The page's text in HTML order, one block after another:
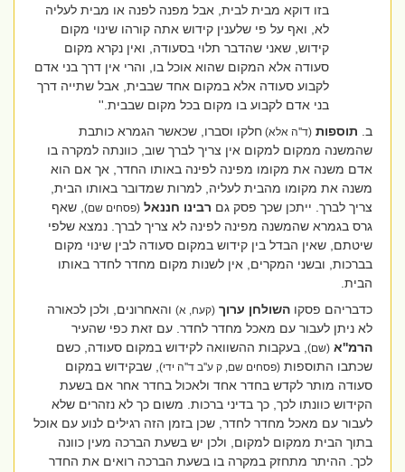
בזו דוקא מבית לבית, אבל מפנה לפנה או מבית לעליה
לא, ואף על פי שלענין קידוש אתה קורהו שינוי מקום
קידוש, שאני שהדבר תלוי בסעודה, ואין נקרא מקום
סעודה אלא המקום שהוא אוכל בו, והרי אין דרך בני אדם
לקבוע סעודה אלא במקום אחד שבבית, אבל שתייה דרך
בני אדם לקבוע בו מקום בכל מקום שבבית.''
ב.תוספות (ד''ה אלא)חלקו וסברו, שכאשר הגמרא כותבת
שהמשנה ממקום למקום אין צריך לברך שוב, כוונתה למקרה בו
אדם משנה את מקומו מפינה לפינה באותו החדר, אך אם הוא
משנה את מקומו מהבית לעליה, למרות שמדובר באותו הבית,
צריך לברך. ייתכן שכך פסק גםרבינו חננאל (פסחים שם), שאף
גרס בגמרא שהמשנה מפינה לפינה לא צריך לברך. נמצא שלפי
שיטתם, שאין הבדל בין קידוש במקום סעודה לבין שינוי מקום
בברכות, ובשני המקרים, אין לשנות מקום מחדר לחדר באותו
הבית.
כדבריהם פסקוהשולחן ערוך (קעח, א) והאחרונים, ולכן לכאורה
לא ניתן לעבור עם מאכל מחדר לחדר. עם זאת כפי שהעיר
הרמ''א (שם), בעקבות ההשוואה לקידוש במקום סעודה, כשם
שכתבו התוספות(פסחים שם, ק ע''ב ד''ה ידי), שבקידוש במקום
סעודה מותר לקדש בחדר אחד ולאכול בחדר אחר אם בשעת
הקידוש כוונתו לכך, כך בדיני ברכות. משום כך לא נזהרים שלא
לעבור עם מאכל מחדר לחדר, שכן בזמן הזה רגילים לנוע עם אוכל
בתוך הבית ממקום למקום, ולכן יש בשעת הברכה מעין כוונה
לכך. ההיתר מתחזק במקרה בו בשעת הברכה רואים את החדר